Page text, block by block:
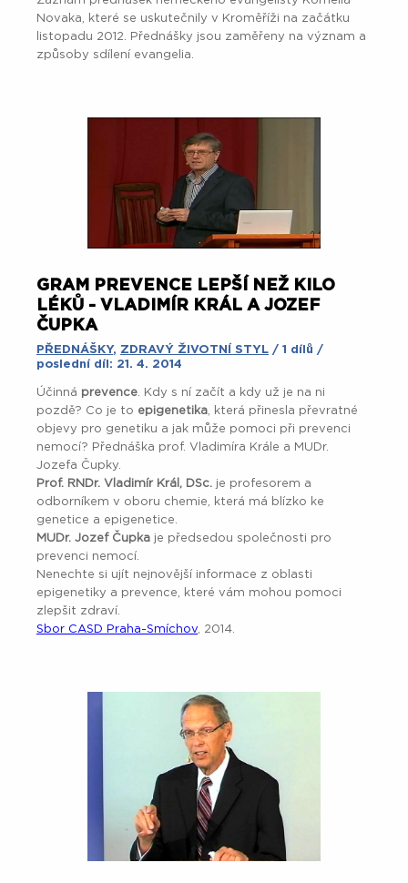
Novaka, které se uskutečnily v Kroměříži na začátku
listopadu 2012. Přednášky jsou zaměřeny na význam a
způsoby sdílení evangelia.
GRAM PREVENCE LEPŠÍ NEŽ KILO
LÉKŮ - VLADIMÍR KRÁL A JOZEF
ČUPKA
PŘEDNÁŠKY, ZDRAVÝ ŽIVOTNÍ STYL / 1 dílů /
poslední díl: 21. 4. 2014
Účinná prevence. Kdy s ní začít a kdy už je na ni
pozdě? Co je to epigenetika, která přinesla převratné
objevy pro genetiku a jak může pomoci při prevenci
nemocí? Přednáška prof. Vladimíra Krále a MUDr.
Jozefa Čupky.
Prof. RNDr. Vladimír Král, DSc. je profesorem a
odborníkem v oboru chemie, která má blízko ke
genetice a epigenetice.
MUDr. Jozef Čupka je předsedou společnosti pro
prevenci nemocí.
Nenechte si ujít nejnovější informace z oblasti
epigenetiky a prevence, které vám mohou pomoci
zlepšit zdraví.
Sbor CASD Praha-Smíchov, 2014.